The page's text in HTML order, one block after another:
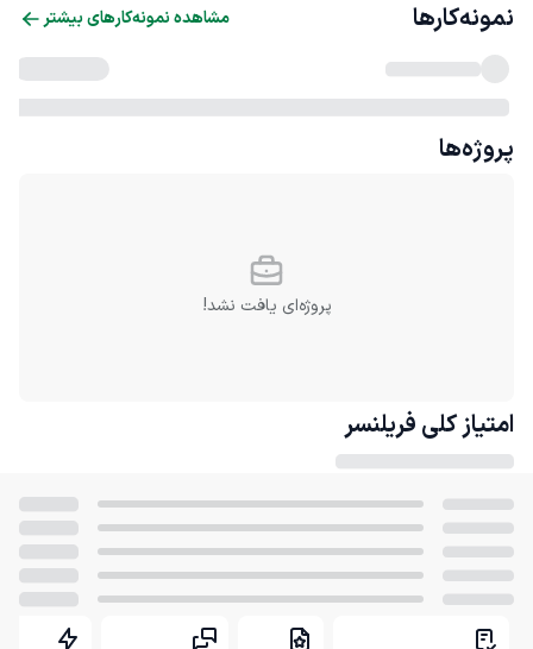
نمونه‌کارها مشاهده نمونه‌کارهای بیشتر
پروژه‌ها
پروژه‌ای یافت نشد!
امتیاز کلی فریلنسر